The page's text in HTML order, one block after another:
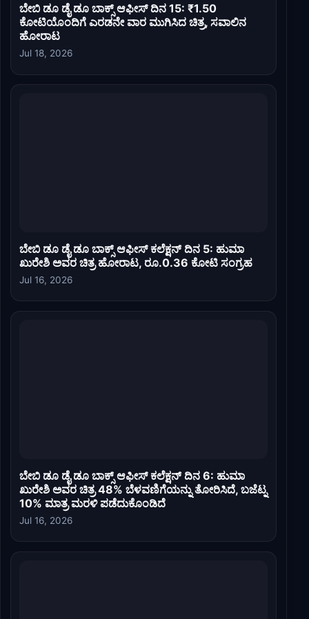
ಬೇಬಿ ಡೂ ಡೈ ಡೂ ಬಾಕ್ಸ್ ಆಫೀಸ್ ದಿನ 15: ₹1.50
ಕೋಟಿಯೊಂದಿಗೆ ಎರಡನೇ ವಾರ ಮುಗಿಸಿದ ಚಿತ್ರ, ಸವಾಲಿನ
ಹೋರಾಟ
Jul 18, 2026
ಬೇಬಿ ಡೂ ಡೈ ಡೂ ಬಾಕ್ಸ್ ಆಫೀಸ್ ಕಲೆಕ್ಷನ್ ದಿನ 5: ಹುಮಾ
ಖುರೇಶಿ ಅವರ ಚಿತ್ರ ಹೋರಾಟ, ರೂ.0.36 ಕೋಟಿ ಸಂಗ್ರಹ
Jul 16, 2026
ಬೇಬಿ ಡೂ ಡೈ ಡೂ ಬಾಕ್ಸ್ ಆಫೀಸ್ ಕಲೆಕ್ಷನ್ ದಿನ 6: ಹುಮಾ
ಖುರೇಶಿ ಅವರ ಚಿತ್ರ 48% ಬೆಳವಣಿಗೆಯನ್ನು ತೋರಿಸಿದೆ, ಬಜೆಟ್ನ
10% ಮಾತ್ರ ಮರಳಿ ಪಡೆದುಕೊಂಡಿದೆ
Jul 16, 2026